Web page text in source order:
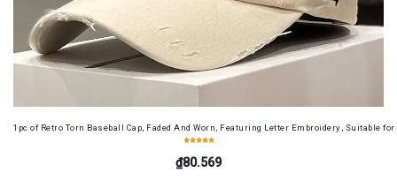
1pc of Retro Torn Baseball Cap, Faded And Worn, Featuring Letter Embroidery, Suitable
₫80.569